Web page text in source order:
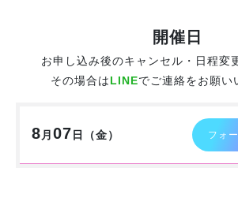
開催日
お申し込み後のキャンセル・日程変
その場合はLINEでご連絡をお願い
8 月07日（金） フォ